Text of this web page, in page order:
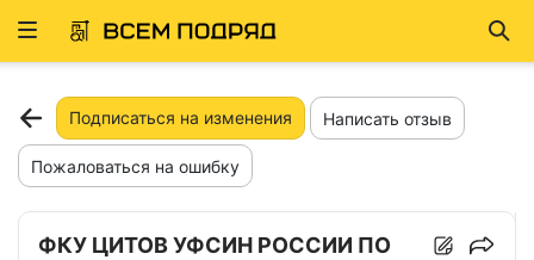
Развернуть
Подписаться на изменения Написать отзыв
Пожаловаться на ошибку
ФКУ ЦИТОВ УФСИН РОССИИ ПО